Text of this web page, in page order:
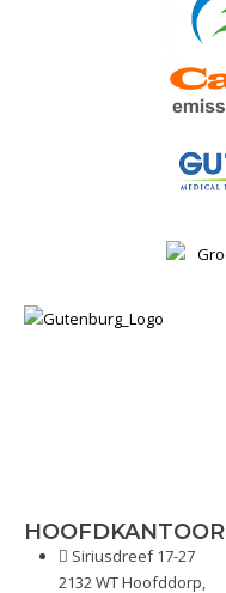
HOOFDKANTOOR
Siriusdreef 17-27
2132 WT Hoofddorp,